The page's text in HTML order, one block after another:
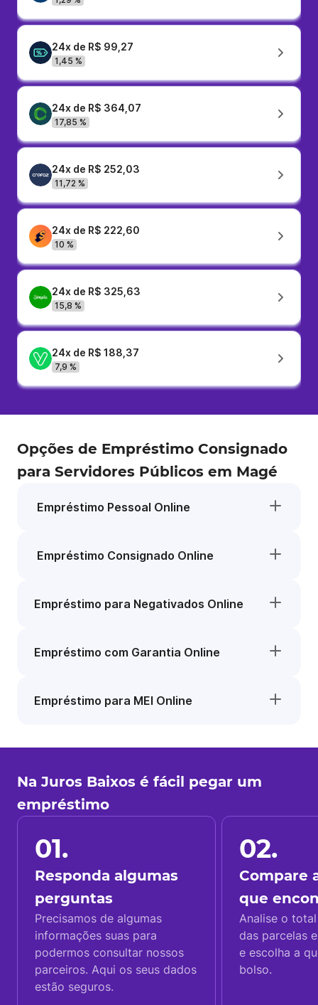
24x de R$ 99,27
1,45 %
24x de R$ 364,07
17,85 %
24x de R$ 252,03
11,72 %
24x de R$ 222,60
10 %
24x de R$ 325,63
15,8 %
24x de R$ 188,37
7,9 %
Opções de Empréstimo Consignado
para Servidores Públicos em Magé
Empréstimo Pessoal Online
Empréstimo Consignado Online
Empréstimo para Negativados Online
Empréstimo com Garantia Online
Empréstimo para MEI Online
Na Juros Baixos é fácil pegar um
empréstimo
01.
Responda algumas
perguntas
Precisamos de algumas
informações suas para
podermos consultar nossos
parceiros. Aqui os seus dados
estão seguros.
02.
Compare
que
Analise o
das parcelas
e escolha a
bolso.